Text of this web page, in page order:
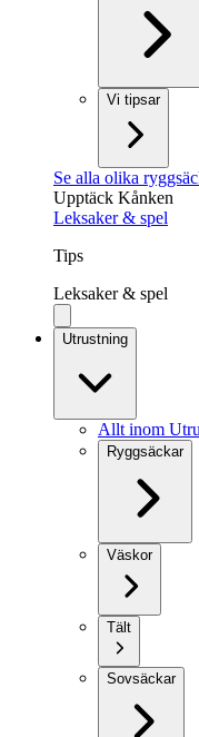
Vi tipsar
Se alla olika
Upptäck Kånken
Leksaker & spel
Tips
Leksaker & spel
Utrustning
Allt inom
Ryggsäckar
Väskor
Tält
Sovsäckar